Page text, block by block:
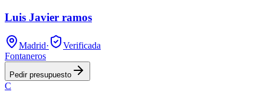
Luis Javier ramos
Madrid·
Verificada
Fontaneros
Pedir presupuesto
C